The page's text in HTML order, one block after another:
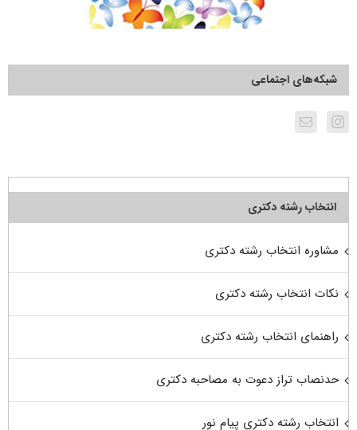
شبکه‌های اجتماعی
انتخاب رشته دکتری
مشاوره انتخاب رشته دکتری
نکات انتخاب رشته دکتری
راهنمای انتخاب رشته دکتری
حدنصاب تراز دعوت به مصاحبه دکتری
انتخاب رشته دکتری پیام نور